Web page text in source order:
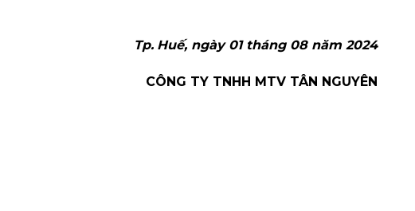
Tp. Huế, ngày 01 tháng 08 năm 2024
CÔNG TY TNHH MTV TÂN NGUYÊN